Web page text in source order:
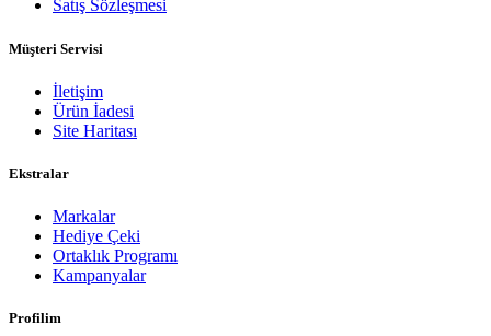
Satış Sözleşmesi
Müşteri Servisi
İletişim
Ürün İadesi
Site Haritası
Ekstralar
Markalar
Hediye Çeki
Ortaklık Programı
Kampanyalar
Profilim